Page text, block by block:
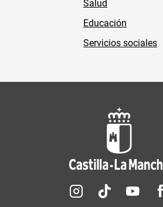
Salud
Educación
Servicios sociales
Redes sociales